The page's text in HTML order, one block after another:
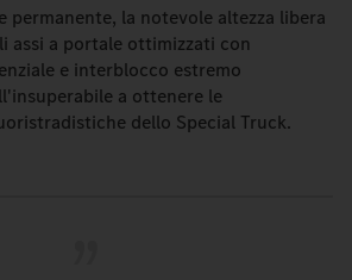
permanente, la notevole altezza libera
assi a portale ottimizzati con
e interblocco estremo
a ottenere le
dello Special Truck.